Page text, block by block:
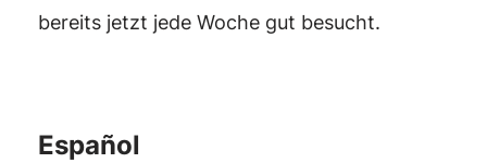
bereits jetzt jede Woche gut besucht.
Español